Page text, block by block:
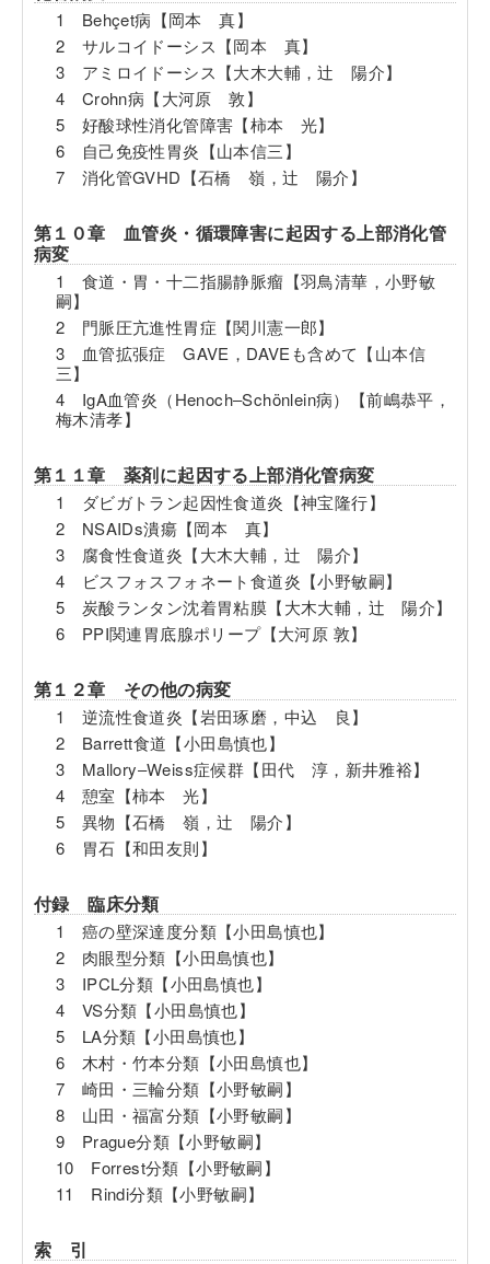
1 Behçet病【岡本 真】
2 サルコイドーシス【岡本 真】
3 アミロイドーシス【大木大輔，辻 陽介】
4 Crohn病【大河原 敦】
5 好酸球性消化管障害【柿本 光】
6 自己免疫性胃炎【山本信三】
7 消化管GVHD【石橋 嶺，辻 陽介】
第１０章 血管炎・循環障害に起因する上部消化管
病変
1 食道・胃・十二指腸静脈瘤【羽鳥清華，小野敏
嗣】
2 門脈圧亢進性胃症【関川憲一郎】
3 血管拡張症 GAVE，DAVEも含めて【山本信
三】
4 IgA血管炎（Henoch‒Schönlein病）【前嶋恭平，
梅木清孝】
第１１章 薬剤に起因する上部消化管病変
1 ダビガトラン起因性食道炎【神宝隆行】
2 NSAIDs潰瘍【岡本 真】
3 腐食性食道炎【大木大輔，辻 陽介】
4 ビスフォスフォネート食道炎【小野敏嗣】
5 炭酸ランタン沈着胃粘膜【大木大輔，辻 陽介】
6 PPI関連胃底腺ポリープ【大河原 敦】
第１２章 その他の病変
1 逆流性食道炎【岩田琢磨，中込 良】
2 Barrett食道【小田島慎也】
3 Mallory‒Weiss症候群【田代 淳，新井雅裕】
4 憩室【柿本 光】
5 異物【石橋 嶺，辻 陽介】
6 胃石【和田友則】
付録 臨床分類
1 癌の壁深達度分類【小田島慎也】
2 肉眼型分類【小田島慎也】
3 IPCL分類【小田島慎也】
4 VS分類【小田島慎也】
5 LA分類【小田島慎也】
6 木村・竹本分類【小田島慎也】
7 崎田・三輪分類【小野敏嗣】
8 山田・福富分類【小野敏嗣】
9 Prague分類【小野敏嗣】
10 Forrest分類【小野敏嗣】
11 Rindi分類【小野敏嗣】
索 引